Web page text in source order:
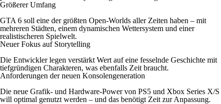
Größerer Umfang
GTA 6 soll eine der größten Open-Worlds aller Zeiten haben – mit
mehreren Städten, einem dynamischen Wettersystem und einer
realistischeren Spielwelt.
Neuer Fokus auf Storytelling
Die Entwickler legen verstärkt Wert auf eine fesselnde Geschichte mit
tiefgründigen Charakteren, was ebenfalls Zeit braucht.
Anforderungen der neuen Konsolengeneration
Die neue Grafik- und Hardware-Power von PS5 und Xbox Series X/S
will optimal genutzt werden – und das benötigt Zeit zur Anpassung.